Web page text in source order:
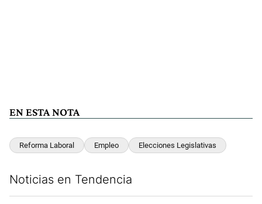
EN ESTA NOTA
Reforma Laboral Empleo Elecciones Legislativas
Noticias en Tendencia